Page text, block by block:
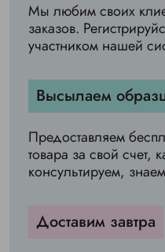
Мы любим своих
заказов.
участником нашей
Высылаем
Предоставляем
товара за свой счет,
консультируем,
Доставим завтра